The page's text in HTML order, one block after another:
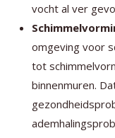
vocht al ver
omgeving voor
tot
binnenmuren.